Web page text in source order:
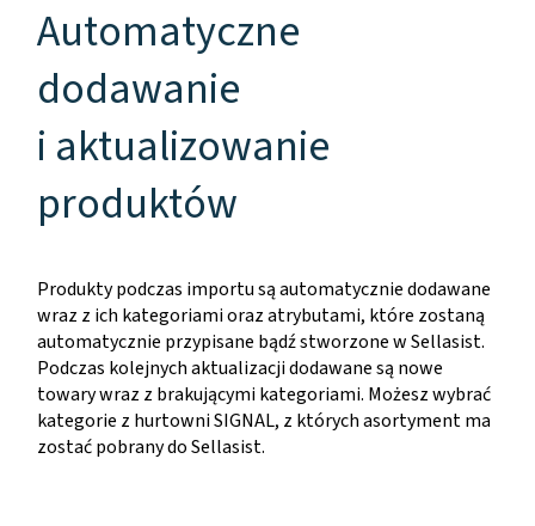
Automatyczne
dodawanie
i aktualizowanie
produktów
Produkty podczas importu są automatycznie dodawane
wraz z ich kategoriami oraz atrybutami, które zostaną
automatycznie przypisane bądź stworzone w Sellasist.
Podczas kolejnych aktualizacji dodawane są nowe
towary wraz z brakującymi kategoriami. Możesz wybrać
kategorie z hurtowni SIGNAL, z których asortyment ma
zostać pobrany do Sellasist.